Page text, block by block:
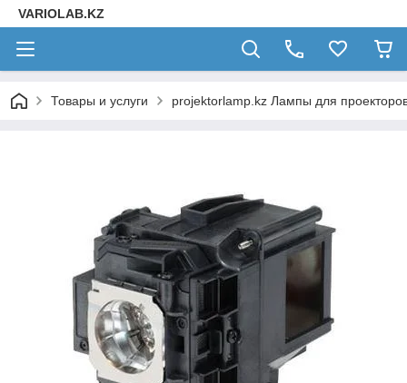
VARIOLAB.KZ
Товары и услуги projektorlamp.kz Лампы для